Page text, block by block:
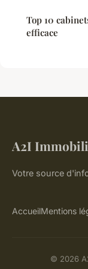
Top 10
efficace
A2I
Votre source
AccueilMentions
© 2026